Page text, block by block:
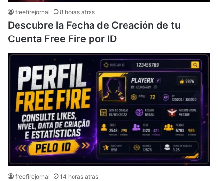
freefirejornal 8 horas atras
Descubre la Fecha de Creación de tu
Cuenta Free Fire por ID
freefirejornal 14 horas atras